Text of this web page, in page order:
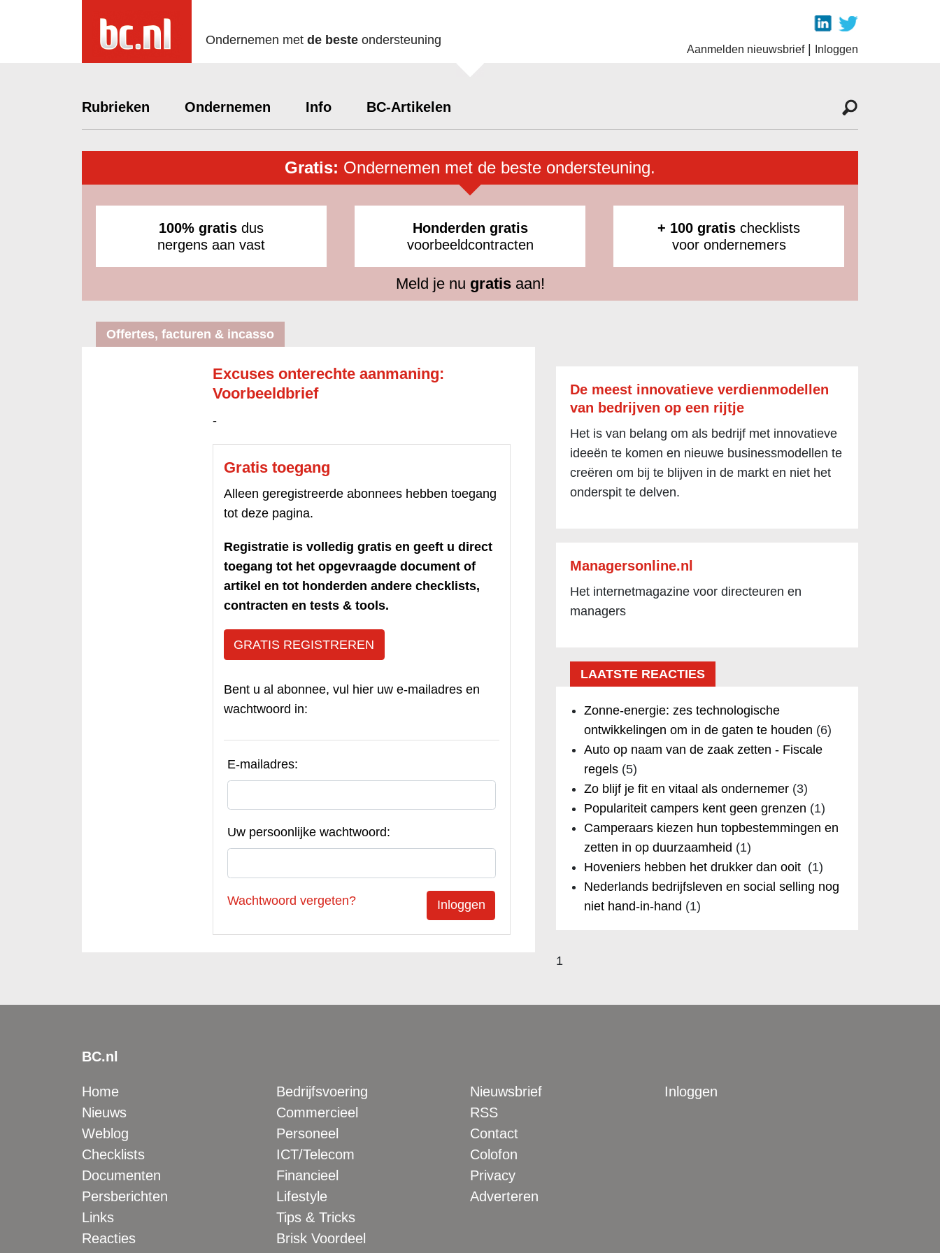
Ondernemen met de beste ondersteuning
Aanmelden nieuwsbrief| Inloggen
Rubrieken Ondernemen Info BC-Artikelen
Gratis: Ondernemen met de beste ondersteuning.
100% gratis dus
nergens aan vast
Honderden gratis
voorbeeldcontracten
+ 100 gratis checklists
voor ondernemers
Meld je nu gratisaan!
Offertes, facturen & incasso
Excuses onterechte aanmaning:
Voorbeeldbrief
-
Gratis toegang
Alleen geregistreerde abonnees hebben toegang
tot deze pagina.
Registratie is volledig gratis en geeft u direct
toegang tot het opgevraagde document of
artikel en tot honderden andere checklists,
contracten en tests & tools.
GRATIS REGISTREREN
Bent u al abonnee, vul hier uw e-mailadres en
wachtwoord in:
E-mailadres:
Uw persoonlijke wachtwoord:
Wachtwoord vergeten?
De meest innovatieve verdienmodellen
van bedrijven op een rijtje
Het is van belang om als bedrijf met innovatieve
ideeën te komen en nieuwe businessmodellen te
creëren om bij te blijven in de markt en niet het
onderspit te delven.
Managersonline.nl
Het internetmagazine voor directeuren en
managers
LAATSTE REACTIES
Zonne-energie: zes technologische
ontwikkelingen om in de gaten te houden (6)
Auto op naam van de zaak zetten - Fiscale
regels(5)
Zo blijf je fit en vitaal als ondernemer(3)
Populariteit campers kent geen grenzen (1)
Camperaars kiezen hun topbestemmingen en
zetten in op duurzaamheid (1)
Hoveniers hebben het drukker dan ooit (1)
Nederlands bedrijfsleven en social selling nog
niet hand-in-hand (1)
1
BC.nl
Home
Nieuws
Weblog
Checklists
Documenten
Persberichten
Links
Reacties
Bedrijfsvoering
Commercieel
Personeel
ICT/Telecom
Financieel
Lifestyle
Tips & Tricks
Brisk Voordeel
Nieuwsbrief
RSS
Contact
Colofon
Privacy
Adverteren
Inloggen